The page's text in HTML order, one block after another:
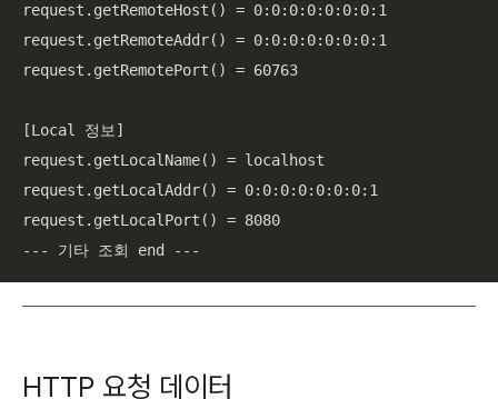
request.getRemoteHost() = 0:0:0:0:0:0:0:1
request.getRemoteAddr() = 0:0:0:0:0:0:0:1
request.getRemotePort() = 60763
[Local 정보]
request.getLocalName() = localhost
request.getLocalAddr() = 0:0:0:0:0:0:0:1
request.getLocalPort() = 8080
--- 기타 조회 end ---
HTTP 요청 데이터